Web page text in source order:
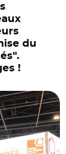
du
!